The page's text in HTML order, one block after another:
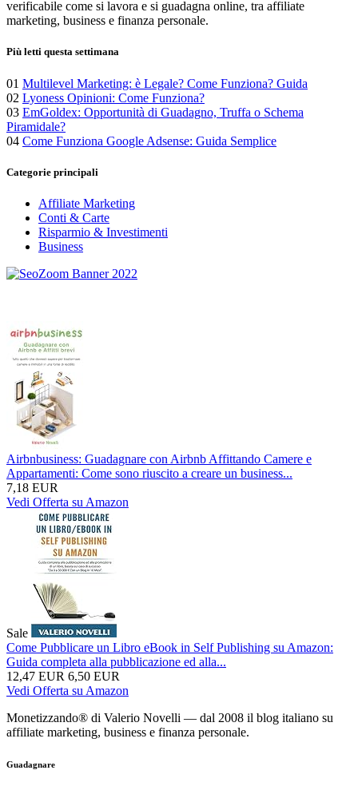
verificabile come si lavora e si guadagna online, tra affiliate
marketing, business e finanza personale.
Più letti questa settimana
01 Multilevel Marketing: è Legale? Come Funziona? Guida
02 Lyoness Opinioni: Come Funziona?
03 EmGoldex: Opportunità di Guadagno, Truffa o Schema
Piramidale?
04 Come Funziona Google Adsense: Guida Semplice
Categorie principali
Affiliate Marketing
Conti & Carte
Risparmio & Investimenti
Business
Airbnbusiness: Guadagnare con Airbnb Affittando Camere e
Appartamenti: Come sono riuscito a creare un business...
7,18 EUR
Vedi Offerta su Amazon
Sale
Come Pubblicare un Libro eBook in Self Publishing su Amazon:
Guida completa alla pubblicazione ed alla...
12,47 EUR 6,50 EUR
Vedi Offerta su Amazon
Monetizzando® di Valerio Novelli — dal 2008 il blog italiano su
affiliate marketing, business e finanza personale.
Guadagnare